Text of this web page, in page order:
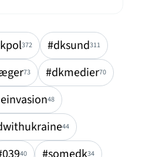
372 #dksund311
73 #dkmedier70
48
44
40 34